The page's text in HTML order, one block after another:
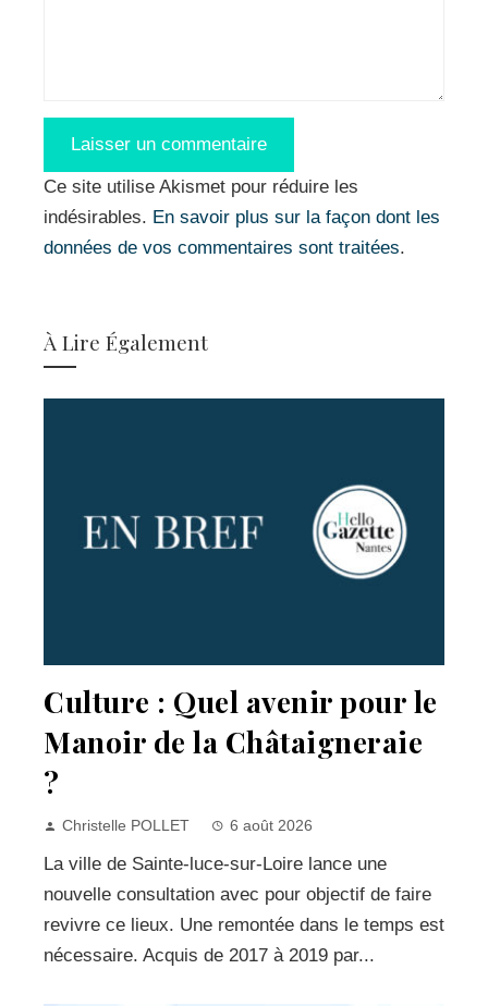
Ce site utilise Akismet pour réduire les
indésirables. En savoir plus sur la façon dont les
données de vos commentaires sont traitées.
À Lire Également
Culture : Quel avenir pour le
Manoir de la Châtaigneraie
?
Christelle POLLET 6 août 2026
La ville de Sainte-luce-sur-Loire lance une
nouvelle consultation avec pour objectif de faire
revivre ce lieux. Une remontée dans le temps est
nécessaire. Acquis de 2017 à 2019 par...